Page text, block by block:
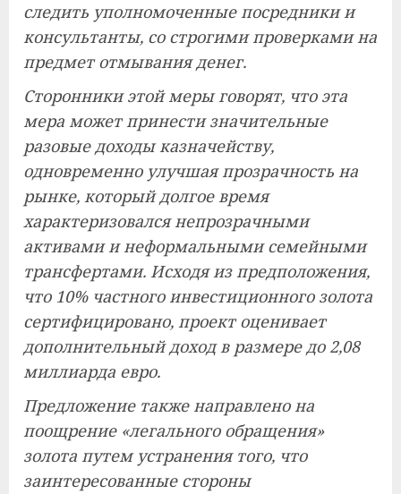
следить уполномоченные посредники и
консультанты, со строгими проверками на
предмет отмывания денег.
Сторонники этой меры говорят, что эта
мера может принести значительные
разовые доходы казначейству,
одновременно улучшая прозрачность на
рынке, который долгое время
характеризовался непрозрачными
активами и неформальными семейными
трансфертами. Исходя из предположения,
что 10% частного инвестиционного золота
сертифицировано, проект оценивает
дополнительный доход в размере до 2,08
миллиарда евро.
Предложение также направлено на
поощрение «легального обращения»
золота путем устранения того, что
заинтересованные стороны